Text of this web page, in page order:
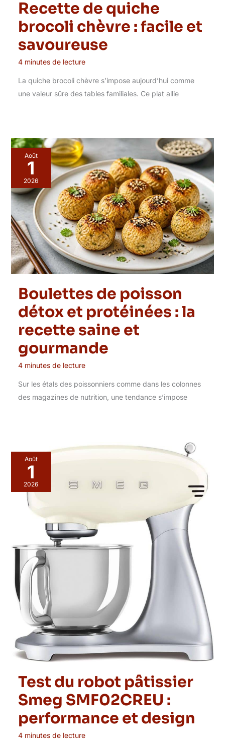
Recette de quiche
brocoli chèvre : facile et
savoureuse
4 minutes de lecture
La quiche brocoli chèvre s’impose aujourd’hui comme
une valeur sûre des tables familiales. Ce plat allie
Août
1
2026
Boulettes de poisson
détox et protéinées : la
recette saine et
gourmande
4 minutes de lecture
Sur les étals des poissonniers comme dans les colonnes
des magazines de nutrition, une tendance s’impose
Août
1
2026
Test du robot pâtissier
Smeg SMF02CREU :
performance et design
4 minutes de lecture